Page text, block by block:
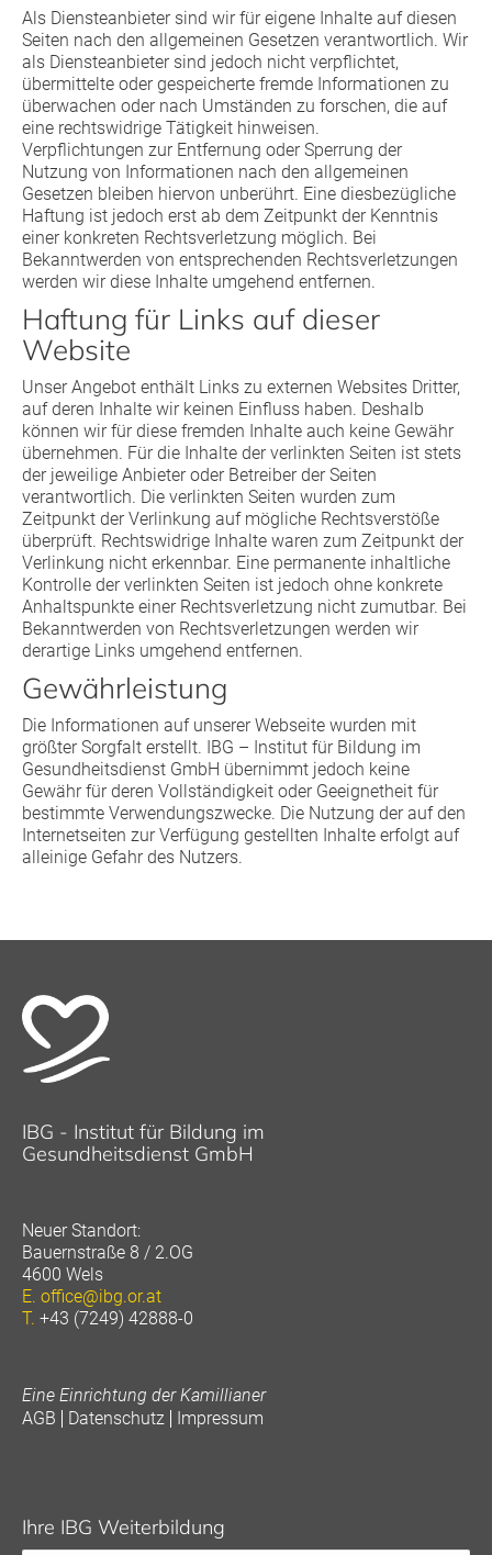
Als Diensteanbieter sind wir für eigene Inhalte auf diesen
Seiten nach den allgemeinen Gesetzen verantwortlich. Wir
als Diensteanbieter sind jedoch nicht verpflichtet,
übermittelte oder gespeicherte fremde Informationen zu
überwachen oder nach Umständen zu forschen, die auf
eine rechtswidrige Tätigkeit hinweisen.
Verpflichtungen zur Entfernung oder Sperrung der
Nutzung von Informationen nach den allgemeinen
Gesetzen bleiben hiervon unberührt. Eine diesbezügliche
Haftung ist jedoch erst ab dem Zeitpunkt der Kenntnis
einer konkreten Rechtsverletzung möglich. Bei
Bekanntwerden von entsprechenden Rechtsverletzungen
werden wir diese Inhalte umgehend entfernen.
Haftung für Links auf dieser
Website
Unser Angebot enthält Links zu externen Websites Dritter,
auf deren Inhalte wir keinen Einfluss haben. Deshalb
können wir für diese fremden Inhalte auch keine Gewähr
übernehmen. Für die Inhalte der verlinkten Seiten ist stets
der jeweilige Anbieter oder Betreiber der Seiten
verantwortlich. Die verlinkten Seiten wurden zum
Zeitpunkt der Verlinkung auf mögliche Rechtsverstöße
überprüft. Rechtswidrige Inhalte waren zum Zeitpunkt der
Verlinkung nicht erkennbar. Eine permanente inhaltliche
Kontrolle der verlinkten Seiten ist jedoch ohne konkrete
Anhaltspunkte einer Rechtsverletzung nicht zumutbar. Bei
Bekanntwerden von Rechtsverletzungen werden wir
derartige Links umgehend entfernen.
Gewährleistung
Die Informationen auf unserer Webseite wurden mit
größter Sorgfalt erstellt. IBG – Institut für Bildung im
Gesundheitsdienst GmbH übernimmt jedoch keine
Gewähr für deren Vollständigkeit oder Geeignetheit für
bestimmte Verwendungszwecke. Die Nutzung der auf den
Internetseiten zur Verfügung gestellten Inhalte erfolgt auf
alleinige Gefahr des Nutzers.
IBG - Institut für Bildung im
Gesundheitsdienst GmbH
Neuer Standort:
Bauernstraße 8 / 2.OG
4600 Wels
E. office@ibg.or.at
T. +43 (7249) 42888-0
Eine Einrichtung der Kamillianer
AGB
Datenschutz Impressum
Ihre IBG Weiterbildung